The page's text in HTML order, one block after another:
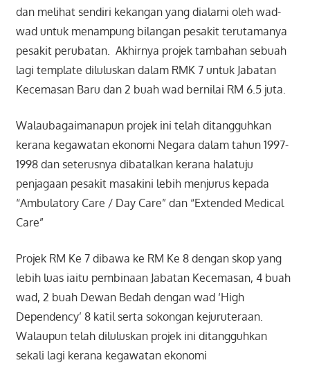
dan melihat sendiri kekangan yang dialami oleh wad-
wad untuk menampung bilangan pesakit terutamanya
pesakit perubatan. Akhirnya projek tambahan sebuah
lagi template diluluskan dalam RMK 7 untuk Jabatan
Kecemasan Baru dan 2 buah wad bernilai RM 6.5 juta.
Walaubagaimanapun projek ini telah ditangguhkan
kerana kegawatan ekonomi Negara dalam tahun 1997-
1998 dan seterusnya dibatalkan kerana halatuju
penjagaan pesakit masakini lebih menjurus kepada
“Ambulatory Care / Day Care” dan “Extended Medical
Care”
Projek RM Ke 7 dibawa ke RM Ke 8 dengan skop yang
lebih luas iaitu pembinaan Jabatan Kecemasan, 4 buah
wad, 2 buah Dewan Bedah dengan wad ‘High
Dependency’ 8 katil serta sokongan kejuruteraan.
Walaupun telah diluluskan projek ini ditangguhkan
sekali lagi kerana kegawatan ekonomi